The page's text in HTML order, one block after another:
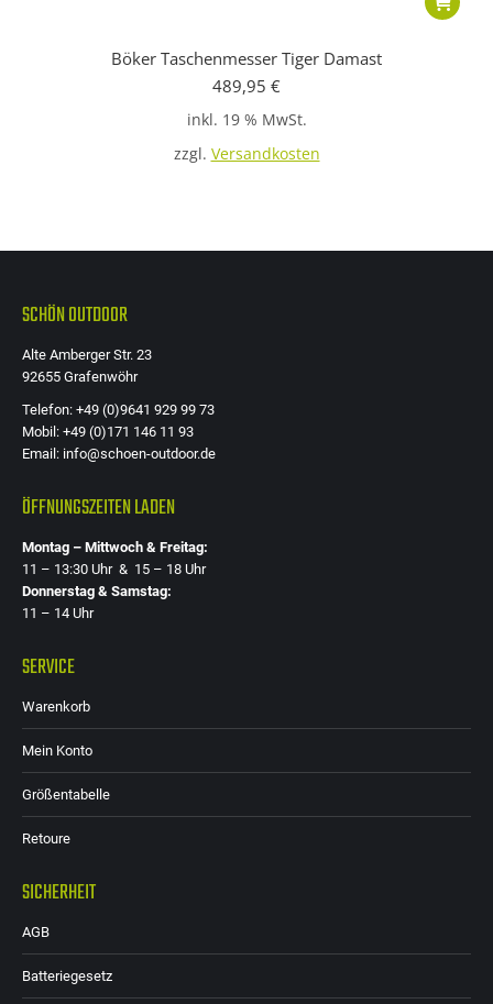
Böker Taschenmesser Tiger Damast
489,95 €
inkl. 19 % MwSt.
zzgl. Versandkosten
SCHÖN OUTDOOR
Alte Amberger Str. 23
92655 Grafenwöhr
Telefon: +49 (0)9641 929 99 73
Mobil: +49 (0)171 146 11 93
Email: info@schoen-outdoor.de
ÖFFNUNGSZEITEN LADEN
Montag – Mittwoch & Freitag:
11 – 13:30 Uhr & 15 – 18 Uhr
Donnerstag & Samstag:
11 – 14 Uhr
SERVICE
Warenkorb
Mein Konto
Größentabelle
Retoure
SICHERHEIT
AGB
Batteriegesetz